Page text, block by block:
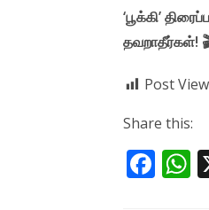
‘பூக்கி’
தவறாதீர்கள்!
Post
Share this:
F